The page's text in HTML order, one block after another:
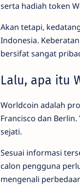
serta hadiah token
Akan tetapi,
Indonesia.
bersifat sangat
Lalu, apa itu
Worldcoin adalah
Francisco dan
sejati.
Sesuai informasi
calon pengguna
mengenali